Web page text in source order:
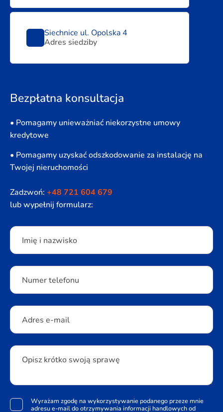
Siechnice ul. Opolska 4
Adres siedziby
Bezpłatna konsultacja
• Pomagamy unieważniać niekorzystne umowy
kredytowe
• Pomagamy uzyskać odszkodowanie za instalację na
Twojej nieruchomości
Zadzwoń: +48 721 604 679
lub wypełnij formularz:
Please leave this field empty.
Imię i nazwisko
Numer telefonu
Adres e-mail
Opisz krótko swoją sprawę
Wyrażam zgodę na wykorzystywanie podanego przeze mnie
adresu e-mail do otrzymywania informacji handlowych od